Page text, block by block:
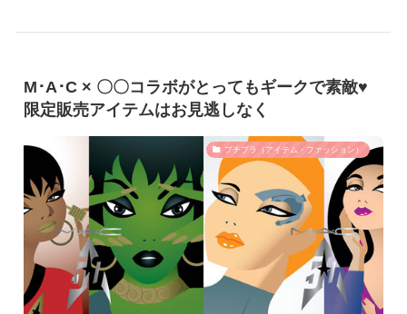
M･A･C × 〇〇コラボがとってもギークで素敵♥
限定販売アイテムはお見逃しなく
プチプラ（アイテム・ファッション）